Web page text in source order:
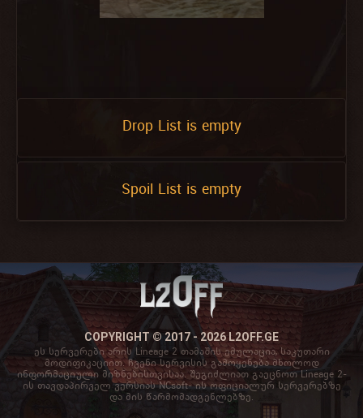
Drop List is empty
Spoil List is empty
COPYRIGHT © 2017 - 2026 L2OFF.GE
ეს სერვერები არის Lineage 2 თამაშის ემულაცია, საკუთარი
მოდიფიკაციით. ჩვენი სერვისის გამოყენება მხოლოდ
ინფორმაციული მიზნებისთვისაა. შეგიძლიათ გაეცნოთ Lineage 2-
ის თავდაპირველ ვერსიას NCsoft- ის ოფიციალურ სერვერებზე
და მის წარმომადგენლებზე.